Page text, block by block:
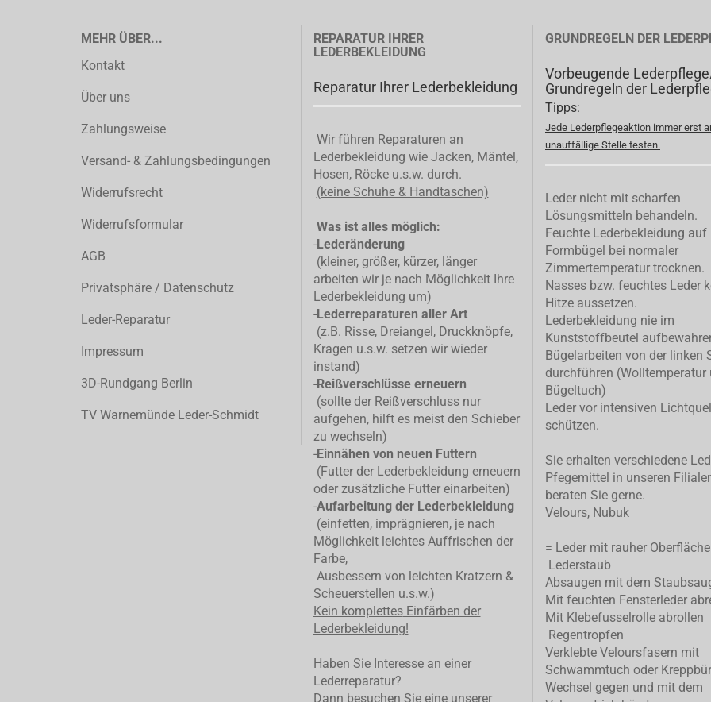
MEHR ÜBER...
Kontakt
Über uns
Zahlungsweise
Versand- & Zahlungsbedingungen
Widerrufsrecht
Widerrufsformular
AGB
Privatsphäre / Datenschutz
Leder-Reparatur
Impressum
3D-Rundgang Berlin
TV Warnemünde Leder-Schmidt
REPARATUR IHRER
LEDERBEKLEIDUNG
Reparatur Ihrer Lederbekleidung
Wir führen Reparaturen an
Lederbekleidung wie Jacken, Mäntel,
Hosen, Röcke u.s.w. durch.
(keine Schuhe & Handtaschen)
Was ist alles möglich:
-Lederänderung
(kleiner, größer, kürzer, länger
arbeiten wir je nach Möglichkeit Ihre
Lederbekleidung um)
-Lederreparaturen aller Art
(z.B. Risse, Dreiangel, Druckknöpfe,
Kragen u.s.w. setzen wir wieder
instand)
-Reißverschlüsse erneuern
(sollte der Reißverschluss nur
aufgehen, hilft es meist den Schieber
zu wechseln)
-Einnähen von neuen Futtern
(Futter der Lederbekleidung erneuern
oder zusätzliche Futter einarbeiten)
-Aufarbeitung der Lederbekleidung
(einfetten, imprägnieren, je nach
Möglichkeit leichtes Auffrischen der
Farbe,
Ausbessern von leichten Kratzern &
Scheuerstellen u.s.w.)
Kein komplettesEinfärben der
Lederbekleidung!
Haben Sie Interesse an einer
Lederreparatur?
Dann besuchen Sie eine unserer
GRUNDREGELN DER
Vorbeugende
Grundregeln der
Tipps:
Jede Lederpflegeaktion immer erst
unauffällige Stelle testen.
Leder nicht mit scharfen
Lösungsmitteln behandeln.
Feuchte Lederbekleidung auf
Formbügel bei normaler
Zimmertemperatur trocknen.
Nasses bzw. feuchtes Leder
Hitze aussetzen.
Lederbekleidung nie im
Kunststoffbeutel
Bügelarbeiten von der linken
durchführen (Wolltemperatur
Bügeltuch)
Leder vor intensiven
schützen.
Sie erhalten verschiedene
Pfegemittel in unseren
beraten Sie gerne.
Velours, Nubuk
= Leder mit rauher Oberfläche
Lederstaub
Absaugen mit dem
Mit feuchten Fensterleder
Mit Klebefusselrolle abrollen
Regentropfen
Verklebte Veloursfasern mit
Schwammtuch oder
Wechsel gegen und mit dem